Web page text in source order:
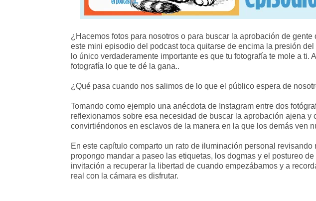
¿Hacemos fotos para nosotros o para buscar la aprobación de gente
este mini episodio del podcast toca quitarse de encima la presión
lo único verdaderamente importante es que tu fotografía te mole a ti.
fotografía lo que te dé la gana..
¿Qué pasa cuando nos salimos de lo que el público espera de
Tomando como ejemplo una anécdota de Instagram entre dos
reflexionamos sobre esa necesidad de buscar la aprobación ajena y
convirtiéndonos en esclavos de la manera en la que los demás ven
En este capítulo comparto un rato de iluminación personal revisando
propongo mandar a paseo las etiquetas, los dogmas y el postureo
invitación a recuperar la libertad de cuando empezábamos y a
real con la cámara es disfrutar.